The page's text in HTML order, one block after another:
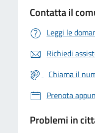
Contatta il
Leggi le
Richiedi
Chiama il
Prenota
Problemi in